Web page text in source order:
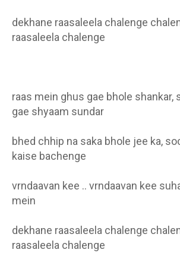
dekhane raasaleela chalenge
raasaleela chalenge
raas mein ghus gae bhole shankar,
gae shyaam sundar
bhed chhip na saka bhole jee ka,
kaise bachenge
vrndaavan kee .. vrndaavan kee
mein
dekhane raasaleela chalenge
raasaleela chalenge